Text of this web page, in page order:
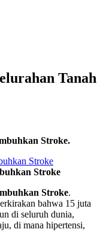
Tanah
Stroke.
Stroke
Stroke.
bahwa 15 juta
di seluruh dunia,
di mana hipertensi,